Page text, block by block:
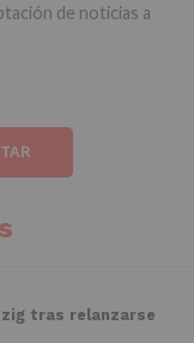
de noticias a
tras relanzarse